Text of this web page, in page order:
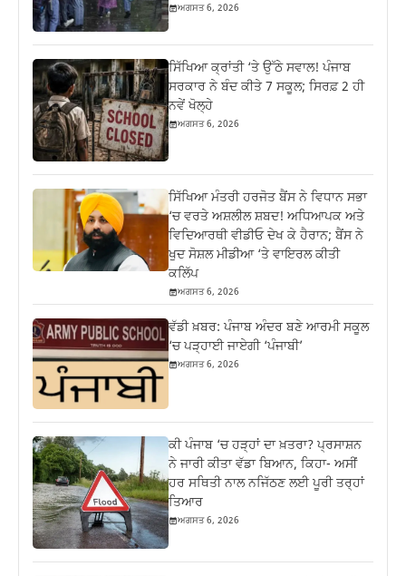
ਅਗਸਤ 6, 2026
ਸਿੱਖਿਆ ਕ੍ਰਾਂਤੀ ‘ਤੇ ਉੱਠੇ ਸਵਾਲ! ਪੰਜਾਬ
ਸਰਕਾਰ ਨੇ ਬੰਦ ਕੀਤੇ 7 ਸਕੂਲ; ਸਿਰਫ਼ 2 ਹੀ
ਨਵੇਂ ਖੋਲ੍ਹੇ
ਅਗਸਤ 6, 2026
ਸਿੱਖਿਆ ਮੰਤਰੀ ਹਰਜੋਤ ਬੈਂਸ ਨੇ ਵਿਧਾਨ ਸਭਾ
‘ਚ ਵਰਤੇ ਅਸ਼ਲੀਲ ਸ਼ਬਦ! ਅਧਿਆਪਕ ਅਤੇ
ਵਿਦਿਆਰਥੀ ਵੀਡੀਓ ਦੇਖ ਕੇ ਹੈਰਾਨ; ਬੈਂਸ ਨੇ
ਖੁਦ ਸੋਸ਼ਲ ਮੀਡੀਆ ‘ਤੇ ਵਾਇਰਲ ਕੀਤੀ
ਕਲਿੱਪ
ਅਗਸਤ 6, 2026
ਵੱਡੀ ਖ਼ਬਰ: ਪੰਜਾਬ ਅੰਦਰ ਬਣੇ ਆਰਮੀ ਸਕੂਲ
‘ਚ ਪੜ੍ਹਾਈ ਜਾਏਗੀ ‘ਪੰਜਾਬੀ’
ਅਗਸਤ 6, 2026
ਕੀ ਪੰਜਾਬ ‘ਚ ਹੜ੍ਹਾਂ ਦਾ ਖ਼ਤਰਾ? ਪ੍ਰਸਾਸ਼ਨ
ਨੇ ਜਾਰੀ ਕੀਤਾ ਵੱਡਾ ਬਿਆਨ, ਕਿਹਾ- ਅਸੀਂ
ਹਰ ਸਥਿਤੀ ਨਾਲ ਨਜਿੱਠਣ ਲਈ ਪੂਰੀ ਤਰ੍ਹਾਂ
ਤਿਆਰ
ਅਗਸਤ 6, 2026